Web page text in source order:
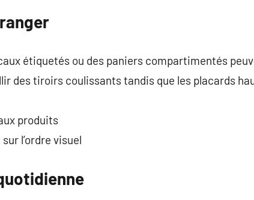
étiquetés ou des paniers compartimentés
des tiroirs coulissants tandis que les placards
produits
l’ordre visuel